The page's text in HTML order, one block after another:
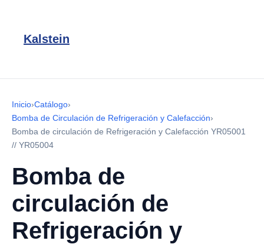
Kalstein
Inicio›Catálogo›
Bomba de Circulación de Refrigeración y Calefacción›
Bomba de circulación de Refrigeración y Calefacción YR05001
// YR05004
Bomba de
circulación de
Refrigeración y